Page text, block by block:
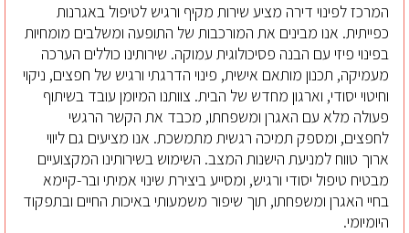
המרכז לפינוי דירה מציע שירות מקיף ורגיש לטיפול באגרנות
כפייתית. אנו מבינים את המורכבות של התופעה ומשלבים מומחיות
בפינוי פיזי עם הבנה פסיכולוגית עמוקה. שירותינו כוללים הערכה
מעמיקה, תכנון מותאם אישית, פינוי הדרגתי ורגיש של חפצים, ניקוי
וחיטוי יסודי, וארגון מחדש של הבית. צוותנו המיומן עובד בשיתוף
פעולה מלא עם האגרן ומשפחתו, מכבד את הקשר הרגשי
לחפצים, ומספק תמיכה רגשית מתמשכת. אנו מציעים גם ליווי
ארוך טווח למניעת הישנות המצב. השימוש בשירותינו המקצועיים
מבטיח טיפול יסודי ורגיש, ומסייע ביצירת שינוי אמיתי ובר-קיימא
בחיי האגרן ומשפחתו, תוך שיפור משמעותי באיכות החיים ובתפקוד
היומיומי.